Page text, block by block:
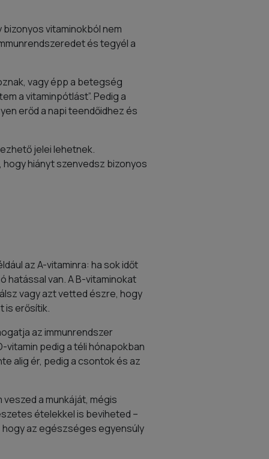
vitaminokból nem
és tegyél a
vagy épp a betegség
a vitaminpótlást”. Pedig a
erőd a napi teendőidhez és
jelei lehetnek.
hiányt szenvedsz bizonyos
az A-vitaminra: ha sok időt
hatással van. A B-vitaminokat
vagy azt vetted észre, hogy
is erősítik.
az immunrendszer
pedig a téli hónapokban
alig ér, pedig a csontok és az
a munkáját, mégis
ételekkel is beviheted –
hogy az egészséges egyensúly